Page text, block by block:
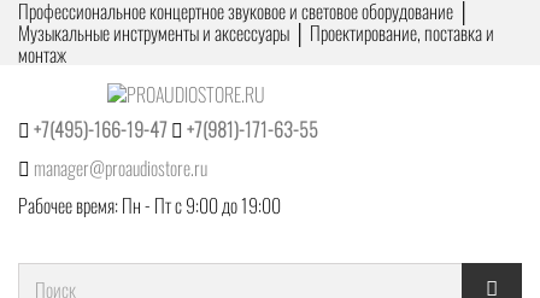
Профессиональное концертное звуковое и световое оборудование │
Музыкальные инструменты и аксессуары │ Проектирование, поставка и
монтаж
+7(495)-166-19-47
+7(981)-171-63-55
manager@proaudiostore.ru
Рабочее время: Пн - Пт с 9:00 до 19:00